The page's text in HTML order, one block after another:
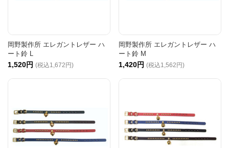
岡野製作所 エレガントレザー ハ
ート鈴 L
1,520円 (税込1,672円)
岡野製作所 エレガントレザー ハ
ート鈴 M
1,420円 (税込1,562円)